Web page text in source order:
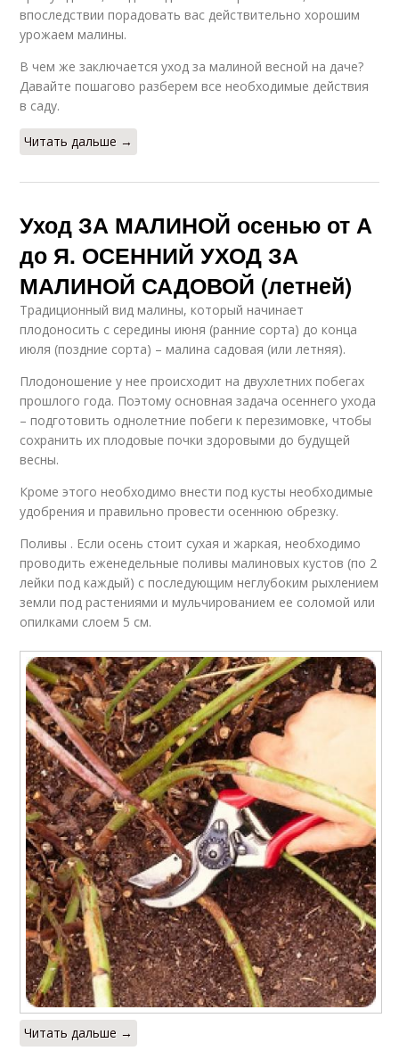
впоследствии порадовать вас действительно хорошим
урожаем малины.
В чем же заключается уход за малиной весной на даче?
Давайте пошагово разберем все необходимые действия
в саду.
Читать дальше →
Уход ЗА МАЛИНОЙ осенью от А
до Я. ОСЕННИЙ УХОД ЗА
МАЛИНОЙ САДОВОЙ (летней)
Традиционный вид малины, который начинает
плодоносить с середины июня (ранние сорта) до конца
июля (поздние сорта) – малина садовая (или летняя).
Плодоношение у нее происходит на двухлетних побегах
прошлого года. Поэтому основная задача осеннего ухода
– подготовить однолетние побеги к перезимовке, чтобы
сохранить их плодовые почки здоровыми до будущей
весны.
Кроме этого необходимо внести под кусты необходимые
удобрения и правильно провести осеннюю обрезку.
Поливы . Если осень стоит сухая и жаркая, необходимо
проводить еженедельные поливы малиновых кустов (по 2
лейки под каждый) с последующим неглубоким рыхлением
земли под растениями и мульчированием ее соломой или
опилками слоем 5 см.
Читать дальше →